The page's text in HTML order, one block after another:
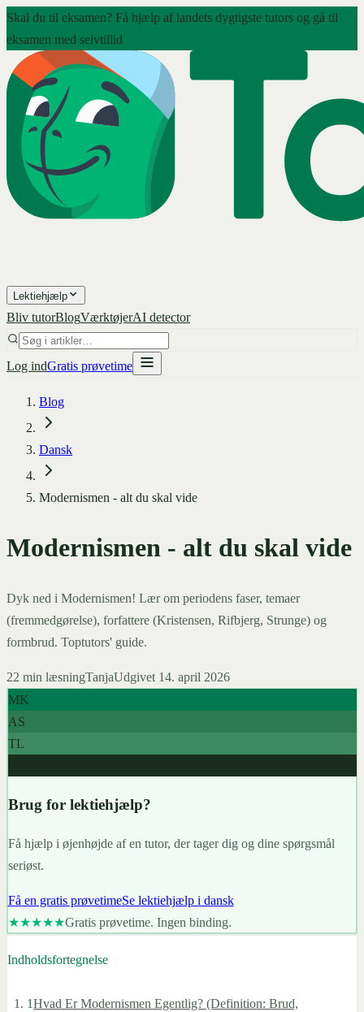
Skal du til eksamen? Få hjælp af landets dygtigste tutors og gå til
eksamen med selvtillid
Lektiehjælp
Bliv tutorBlogVærktøjerAI detector
Log indGratis prøvetime
Blog
Dansk
Modernismen - alt du skal vide
Modernismen - alt du skal vide
Dyk ned i Modernismen! Lær om periodens faser, temaer
(fremmedgørelse), forfattere (Kristensen, Rifbjerg, Strunge) og
formbrud. Toptutors' guide.
22 min læsningTanjaUdgivet 14. april 2026
MK
AS
TL
Brug for lektiehjælp?
Få hjælp i øjenhøjde af en tutor, der tager dig og dine spørgsmål
seriøst.
Få en gratis prøvetimeSe lektiehjælp i dansk
★★★★★Gratis prøvetime. Ingen binding.
Indholdsfortegnelse
1Hvad Er Modernismen Egentlig? (Definition: Brud,